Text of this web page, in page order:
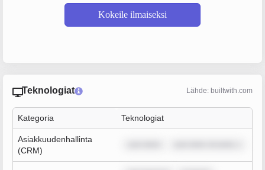
Kokeile ilmaiseksi
Teknologiat Lähde: builtwith.com
Kategoria Teknologiat
Asiakkuudenhallinta
(CRM)